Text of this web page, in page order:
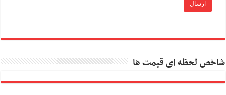
شاخص لحظه ای قیمت ها